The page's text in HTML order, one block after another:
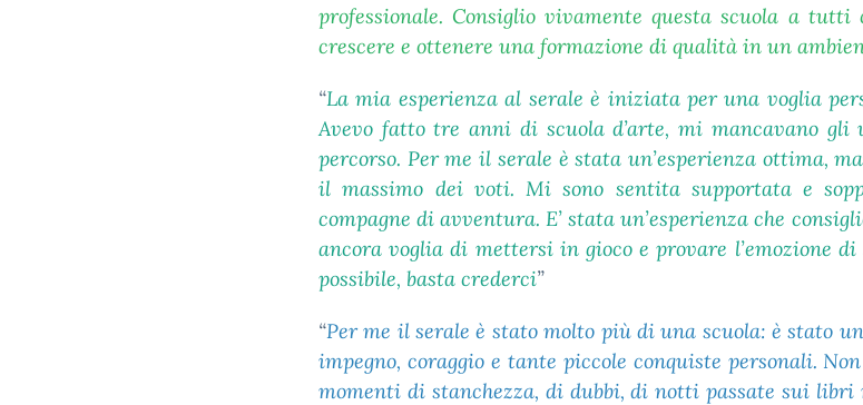
professionale. Consiglio vivamente questa scuola a tutti
crescere e ottenere una formazione di qualità in un
“La mia esperienza al serale è iniziata per una voglia
Avevo fatto tre anni di scuola d’arte, mi mancavano
percorso. Per me il serale è stata un’esperienza ottima,
il massimo dei voti. Mi sono sentita supportata e
compagne di avventura. E’ stata un’esperienza che
ancora voglia di mettersi in gioco e provare l’emozione
possibile, basta crederci”
“Per me il serale è stato molto più di una scuola: è stato
impegno, coraggio e tante piccole conquiste personali.
momenti di stanchezza, di dubbi, di notti passate sui